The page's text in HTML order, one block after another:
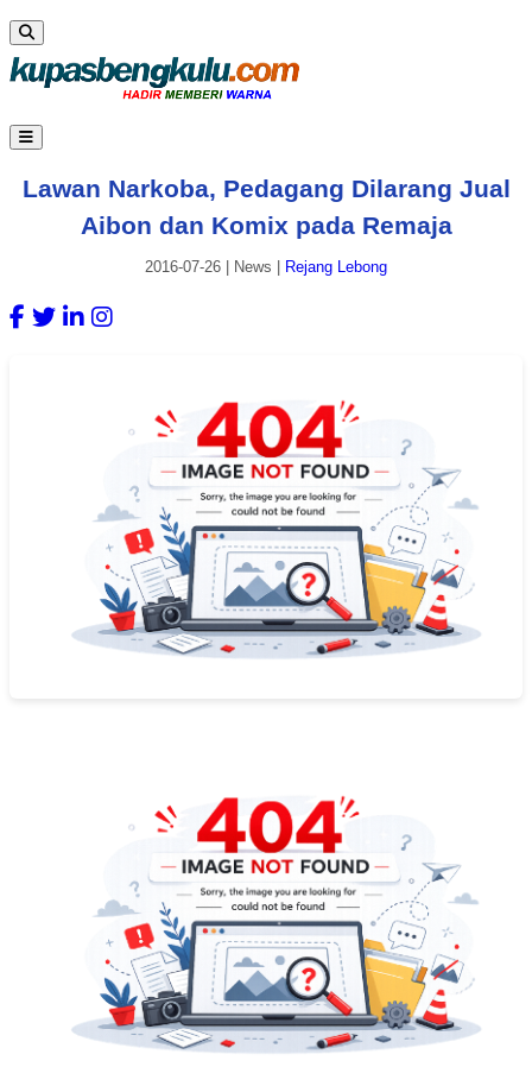
Lawan Narkoba, Pedagang Dilarang Jual
Aibon dan Komix pada Remaja
2016-07-26 News Rejang Lebong